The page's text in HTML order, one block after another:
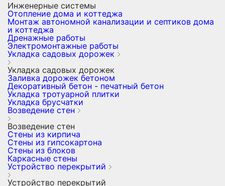
Инженерные системы
Отопление дома и коттеджа
Монтаж автономной канализации и септиков дома
и коттеджа
Дренажные работы
Электромонтажные работы
Укладка садовых дорожек
Укладка садовых дорожек
Заливка дорожек бетоном
Декоративный бетон - печатный бетон
Укладка тротуарной плитки
Укладка брусчатки
Возведение стен
Возведение стен
Стены из кирпича
Стены из гипсокартона
Стены из блоков
Каркасные стены
Устройство перекрытий
Устройство перекрытий